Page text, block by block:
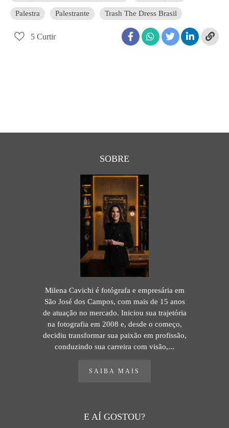
Palestra Palestrante Trash The Dress Brasil
5 Curtir
SOBRE
Milena Cavichi é fotógrafa e empresária em
São José dos Campos, com mais de 15 anos
de atuação no mercado. Iniciou sua trajetória
na fotografia em 2008 e, desde o começo,
decidiu transformar sua paixão em profissão,
conduzindo sua carreira com visão,...
SAIBA MAIS
E AÍ GOSTOU?